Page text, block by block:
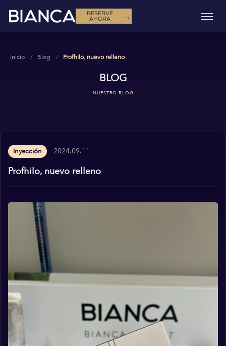
RESERVE
AHORA →
Inicio Blog Profhilo, nuevo relleno
BLOG
NUESTRO BLOG
Inyección 2024.09.11
Profhilo, nuevo relleno